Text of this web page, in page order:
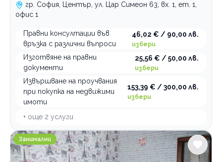
гр. София, Център, ул. Цар Симеон 63, вх. 1, ет. 1,
офис 1
Правни консултации във
връзка с различни въпроси
46,02 € / 90,00 лв.
избери
Изготвяне на правни
документи
25,56 € / 50,00 лв.
избери
Извършване на проучвания
при покупка на недвижими
имоти
153,39 € / 300,00 лв.
избери
+ още 2 услуги
Занималня образователен център ИНТЕРАКАДЕМИ
Занимални